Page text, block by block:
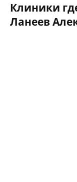
Клиники
Ланеев